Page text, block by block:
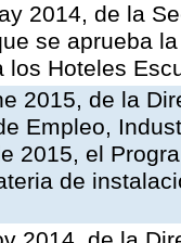
2014, de la
se aprueba
los Hoteles
2015, de la
Empleo,
2015, el
de